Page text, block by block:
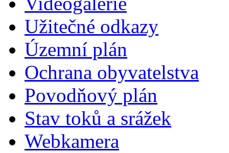
Užitečné odkazy
Územní plán
Ochrana obyvatelstva
Povodňový plán
Stav toků a srážek
Webkamera